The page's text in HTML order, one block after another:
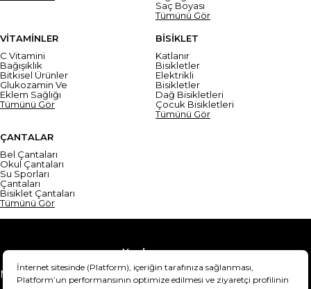
Saç Boyası
Tümünü Gör
VİTAMİNLER
C Vitamini
Bağışıklık
Bitkisel Ürünler
Glukozamin Ve
Eklem Sağlığı
Tümünü Gör
BİSİKLET
Katlanır
Bisikletler
Elektrikli
Bisikletler
Dağ Bisikletleri
Çocuk Bisikletleri
Tümünü Gör
ÇANTALAR
Bel Çantaları
Okul Çantaları
Su Sporları
Çantaları
Bisiklet Çantaları
Tümünü Gör
Yardım
Mesafeli Satış Sözleşmesi
Teslimat Bilgisi